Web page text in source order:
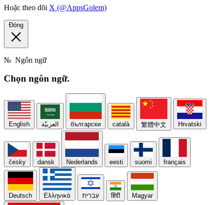
Hoặc theo dõi X (@AppsGolem)
Đóng
№ Ngôn ngữ
Chọn ngôn ngữ.
English العربيّة български català 繁體中文 Hrvatski
česky dansk Nederlands eesti suomi français
Deutsch Ελληνικά עברית हिंदी Magyar